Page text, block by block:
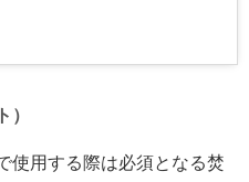
）
使用する際は必須となる焚